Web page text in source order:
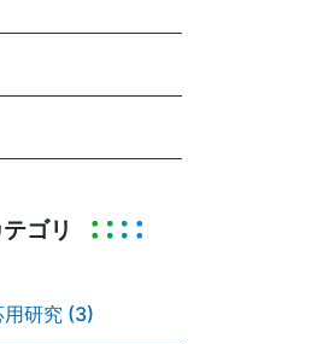
ゴリ
研究 (3)